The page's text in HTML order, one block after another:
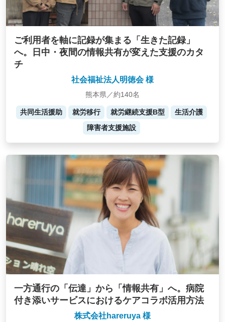
ご利用者を軸に記録が集まる「生きた記録」
へ。日中・夜間の情報共有が変えた支援のカタ
チ
社会福祉法人明徳会 様
熊本県／約140名
共同生活援助 就労移行 就労継続支援B型
生活介護
障害者支援施設
一方通行の「伝達」から「情報共有」へ。病院
付き添いサービスにおけるケアコラボ活用方法
株式会社hareruya 様